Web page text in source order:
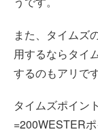
また、タイムズ
用するならタイ
するのもアリです
タイムズポイン
=200WESTER